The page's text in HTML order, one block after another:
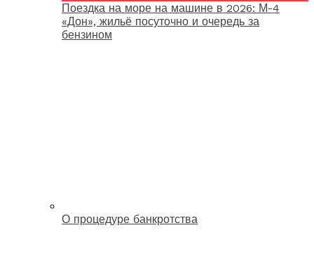
Поездка на море на машине в 2026: М-4
«Дон», жильё посуточно и очередь за
бензином
О процедуре банкротства